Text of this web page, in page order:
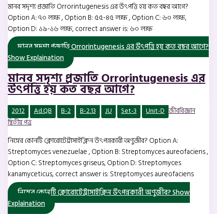
মানব সদৃশ্য প্রজাতি Orrorintugenesis এর উৎপত্তি হয় কত বছর আগে?
Option A: ৭০ লক্ষ , Option B: ৫৫-৪৫ লক্ষ , Option C: ৬০ লক্ষ,
Option D: ১৯-১৬ লক্ষ, correct answer is: ৬০ লক্ষ
মানব সদৃশ্য প্রজাতি Orrorintugenesis এর উৎপত্তি হয় কত বছর আগে?
Show Explaination
মানব সদৃশ্য প্রজাতি Orrorintugenesis এর
উৎপত্তি হয় কত বছর আগে?
2012 Ad.QB B-2 B-2.13 JU Set-3 Unit-D জীববিজ্ঞান
দ্বিতীয় পত্র
নিম্নের কোনটি ক্লোরোটেট্রাসাইক্লিন উৎপন্নকারী অণুজীব? Option A:
Streptomyces venezuelae , Option B: Streptomyces aureofaciens ,
Option C: Streptomyces griseus, Option D: Streptomyces
kanamyceticus, correct answer is: Streptomyces aureofaciens
নিম্নের কোনটি ক্লোরোটেট্রাসাইক্লিন উৎপন্নকারী অণুজীব?Show
Explaination